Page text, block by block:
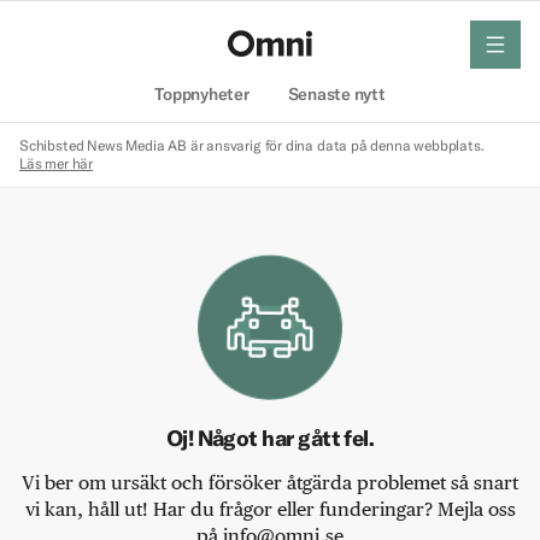
Toppnyheter Senaste nytt
meny
Schibsted News Media AB är ansvarig för dina data på denna webbplats.
Läs mer här
Oj! Något har gått fel.
Vi ber om ursäkt och försöker åtgärda problemet så snart
vi kan, håll ut! Har du frågor eller funderingar? Mejla oss